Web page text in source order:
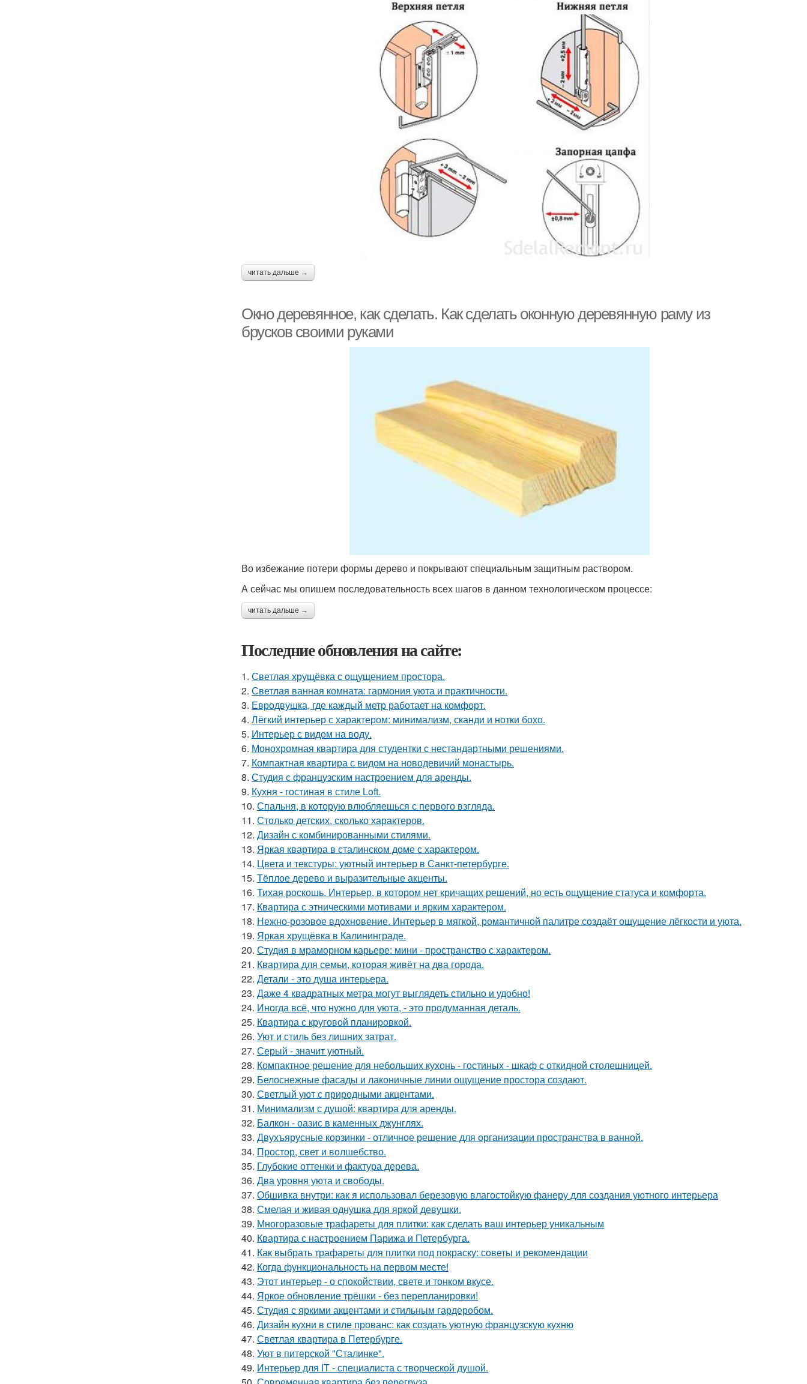
читать дальше →
Окно деревянное, как сделать. Как сделать оконную деревянную раму из
брусков своими руками
Во избежание потери формы дерево и покрывают специальным защитным раствором.
А сейчас мы опишем последовательность всех шагов в данном технологическом процессе:
читать дальше →
Последние обновления на сайте:
1. Светлая хрущёвка с ощущением простора.
2. Светлая ванная комната: гармония уюта и практичности.
3. Евродвушка, где каждый метр работает на комфорт.
4. Лёгкий интерьер с характером: минимализм, сканди и нотки бохо.
5. Интерьер с видом на воду.
6. Монохромная квартира для студентки с нестандартными решениями.
7. Компактная квартира с видом на новодевичий монастырь.
8. Студия с французским настроением для аренды.
9. Кухня - гостиная в стиле Loft.
10. Спальня, в которую влюбляешься с первого взгляда.
11. Столько детских, сколько характеров.
12. Дизайн с комбинированными стилями.
13. Яркая квартира в сталинском доме с характером.
14. Цвета и текстуры: уютный интерьер в Санкт-петербурге.
15. Тёплое дерево и выразительные акценты.
16. Тихая роскошь. Интерьер, в котором нет кричащих решений, но есть ощущение статуса и комфорта.
17. Квартира с этническими мотивами и ярким характером.
18. Нежно-розовое вдохновение. Интерьер в мягкой, романтичной палитре создаёт ощущение лёгкости и уюта.
19. Яркая хрущёвка в Калининграде.
20. Студия в мраморном карьере: мини - пространство с характером.
21. Квартира для семьи, которая живёт на два города.
22. Детали - это душа интерьера.
23. Даже 4 квадратных метра могут выглядеть стильно и удобно!
24. Иногда всё, что нужно для уюта, - это продуманная деталь.
25. Квартира с круговой планировкой.
26. Уют и стиль без лишних затрат.
27. Серый - значит уютный.
28. Компактное решение для небольших кухонь - гостиных - шкаф с откидной столешницей.
29. Белоснежные фасады и лаконичные линии ощущение простора создают.
30. Светлый уют с природными акцентами.
31. Минимализм с душой: квартира для аренды.
32. Балкон - оазис в каменных джунглях.
33. Двухъярусные корзинки - отличное решение для организации пространства в ванной.
34. Простор, свет и волшебство.
35. Глубокие оттенки и фактура дерева.
36. Два уровня уюта и свободы.
37. Обшивка внутри: как я использовал березовую влагостойкую фанеру для создания уютного интерьера
38. Смелая и живая однушка для яркой девушки.
39. Многоразовые трафареты для плитки: как сделать ваш интерьер уникальным
40. Квартира с настроением Парижа и Петербурга.
41. Как выбрать трафареты для плитки под покраску: советы и рекомендации
42. Когда функциональность на первом месте!
43. Этот интерьер - о спокойствии, свете и тонком вкусе.
44. Яркое обновление трёшки - без перепланировки!
45. Студия с яркими акцентами и стильным гардеробом.
46. Дизайн кухни в стиле прованс: как создать уютную французскую кухню
47. Светлая квартира в Петербурге.
48. Уют в питерской "Сталинке".
49. Интерьер для IT - специалиста с творческой душой.